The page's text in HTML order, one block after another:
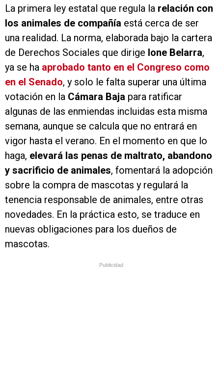
La primera ley estatal que regula la relación con
los animales de compañía está cerca de ser
una realidad. La norma, elaborada bajo la cartera
de Derechos Sociales que dirige Ione Belarra,
ya se ha aprobado tanto en el Congreso como
en el Senado, y solo le falta superar una última
votación en la Cámara Baja para ratificar
algunas de las enmiendas incluidas esta misma
semana, aunque se calcula que no entrará en
vigor hasta el verano. En el momento en que lo
haga, elevará las penas de maltrato, abandono
y sacrificio de animales, fomentará la adopción
sobre la compra de mascotas y regulará la
tenencia responsable de animales, entre otras
novedades. En la práctica esto, se traduce en
nuevas obligaciones para los dueños de
mascotas.
Publicidad